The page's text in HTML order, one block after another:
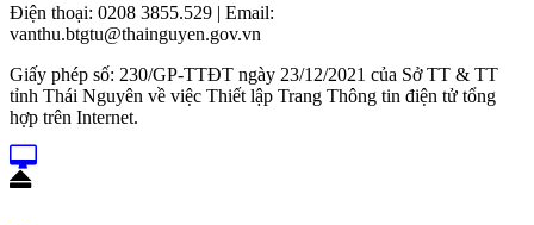
Điện thoại: 0208 3855.529 | Email:
vanthu.btgtu@thainguyen.gov.vn
Giấy phép số: 230/GP-TTĐT ngày 23/12/2021 của Sở TT & TT
tỉnh Thái Nguyên về việc Thiết lập Trang Thông tin điện tử tổng
hợp trên Internet.